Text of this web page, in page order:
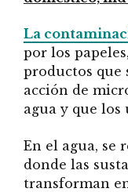
La
por los
productos que
acción de
agua y que
En el agua, se
donde las
transforman